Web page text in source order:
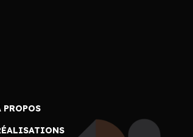
PROPOS